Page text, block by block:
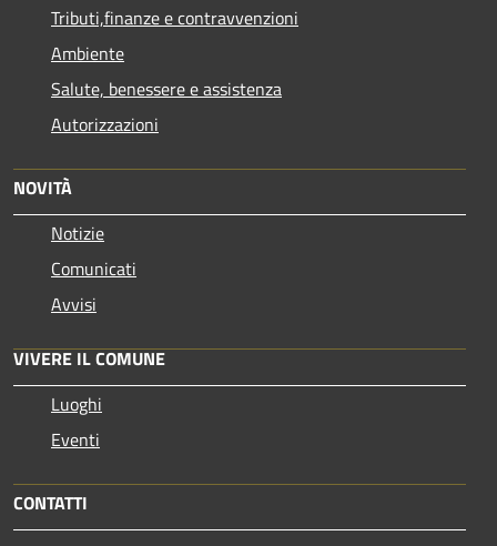
Tributi,finanze e contravvenzioni
Ambiente
Salute, benessere e assistenza
Autorizzazioni
NOVITÀ
Notizie
Comunicati
Avvisi
VIVERE IL COMUNE
Luoghi
Eventi
CONTATTI